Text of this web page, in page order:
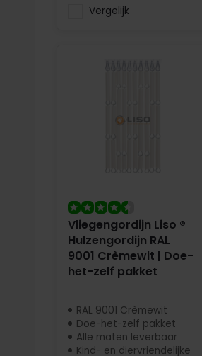
Vergelijk
Vliegengordijn Liso ®
Hulzengordijn RAL
9001 Crèmewit | Doe-
het-zelf pakket
RAL 9001 Crèmewit
Doe-het-zelf pakket
Alle maten leverbaar
Kind- en diervriendelijke